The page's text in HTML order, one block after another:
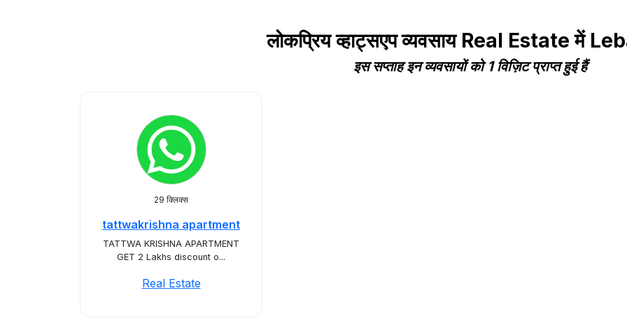
लोकप्रिय व्हाट्सएप व्यवसाय Real Estate में
इस सप्ताह इन व्यवसायों को 1 विज़िट प्राप्त हुई हैं
29 क्लिक्स
tattwakrishna apartment
TATTWA KRISHNA APARTMENT
GET 2 Lakhs discount o...
Real Estate